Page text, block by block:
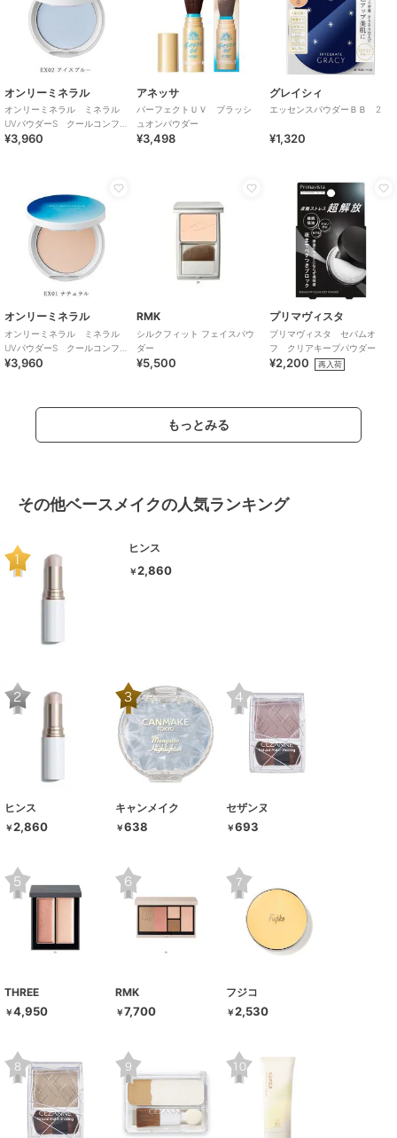
オンリーミネラル
オンリーミネラル ミネラル
UVパウダーS クールコンフ
ォート EX02 アイスブルー
¥3,960
アネッサ
パーフェクトＵＶ ブラッシ
ュオンパウダー
¥3,498
グレイシィ
エッセンスパウダーＢＢ 2
¥1,320
オンリーミネラル
オンリーミネラル ミネラル
UVパウダーS クールコンフ
ォート EX01 ナチュラル
¥3,960
RMK
シルクフィット フェイスパウ
ダー
¥5,500
プリマヴィスタ
プリマヴィスタ セバムオ
フ クリアキープパウダー
¥2,200 再入荷
もっとみる
その他ベースメイクの人気ランキング
ヒンス
￥2,860
ヒンス
￥2,860
キャンメイク
￥638
セザンヌ
￥693
THREE
￥4,950
RMK
￥7,700
フジコ
￥2,530